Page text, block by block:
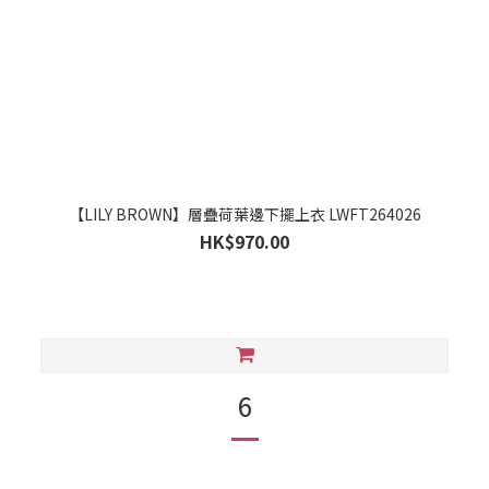
【LILY BROWN】層疊荷葉邊下擺上衣 LWFT264026
HK$970.00
6